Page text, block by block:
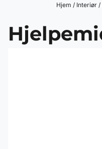
Hjem / Interiør /